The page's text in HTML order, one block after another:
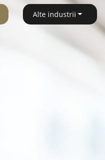
Alte industrii